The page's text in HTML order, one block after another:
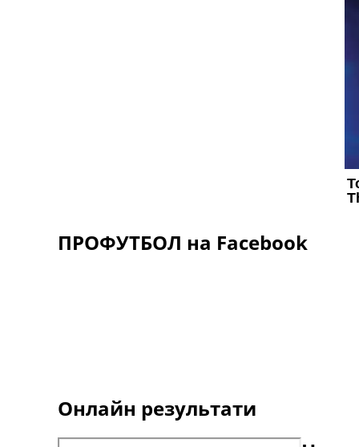
ПРОФУТБОЛ на Facebook
Онлайн результати